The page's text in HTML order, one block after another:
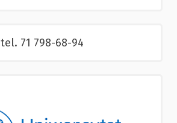
tel. 71 798-68-94